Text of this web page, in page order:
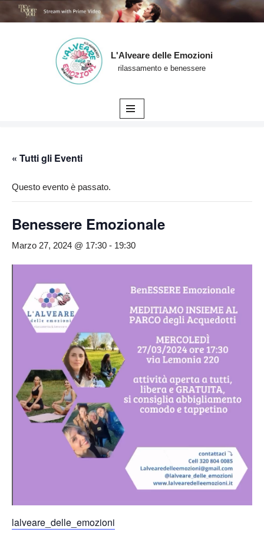
L'Alveare delle Emozioni
rilassamento e benessere
« Tutti gli Eventi
Questo evento è passato.
Benessere Emozionale
Marzo 27, 2024 @ 17:30 - 19:30
lalveare_delle_emozioni